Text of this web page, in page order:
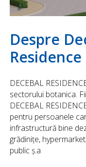
Despre
Residence
DECEBAL
sectorului botanica.
DECEBAL
pentru persoanele
infrastructură bine
grădinițe,
public ș.a